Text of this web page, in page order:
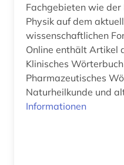
innere medizin (1)
innovation (1)
Fachgebieten wie der
Physik auf dem
wissenschaftlichen
Online enthält Artikel aus:
Klinisches
Pharmazeutisches
Naturheilkunde und
Informationen